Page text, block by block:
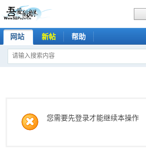
网站 新帖 帮助
您需要先登录才能继续本操作